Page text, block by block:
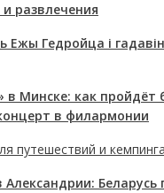
развлечения
Ежы Гедройца і
в Минске: как пройдёт
в филармонии
путешествий и кемпинга
Александрии: Беларусь